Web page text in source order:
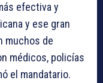
efectiva y
y ese gran
muchos de
médicos, policías
el mandatario.